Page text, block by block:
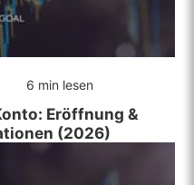
6 min lesen
Eröffnung &
(2026)